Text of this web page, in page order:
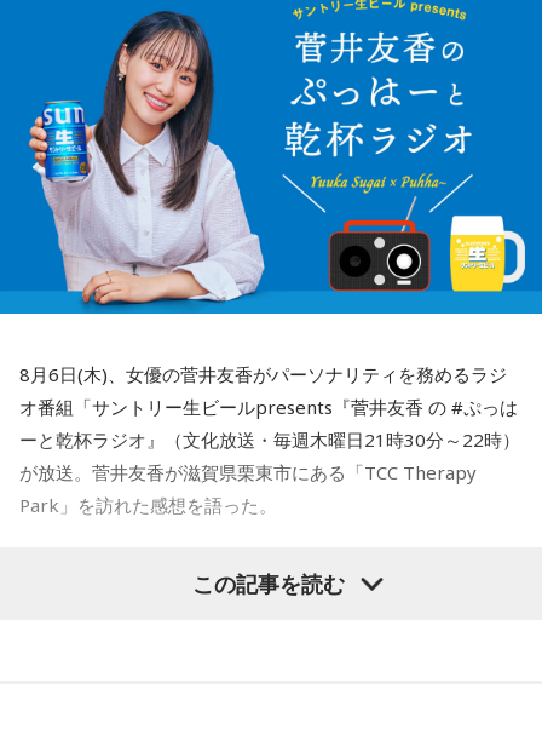
8月6日(木)、女優の菅井友香がパーソナリティを務めるラジ
オ番組「サントリー生ビールpresents『菅井友香 の #ぷっは
ーと乾杯ラジオ』（文化放送・毎週木曜日21時30分～22時）
が放送。菅井友香が滋賀県栗東市にある「TCC Therapy
Park」を訪れた感想を語った。
この記事を読む